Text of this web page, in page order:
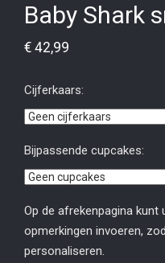
Baby Shark
€ 42,99
Cijferkaars:
Bijpassende cupcakes:
Op de afrekenpagina kunt
opmerkingen invoeren,
personaliseren.